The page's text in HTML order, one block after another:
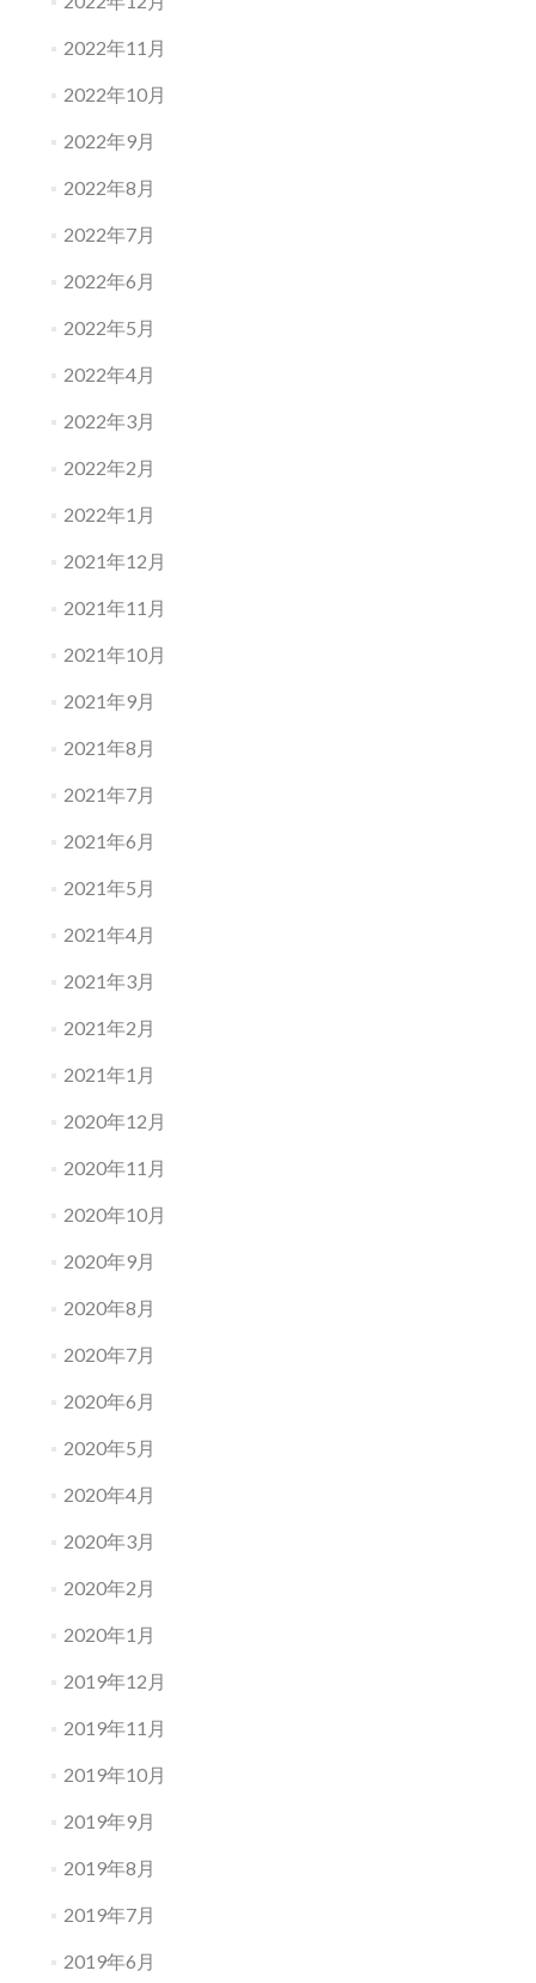
2022年11月
2022年10月
2022年9月
2022年8月
2022年7月
2022年6月
2022年5月
2022年4月
2022年3月
2022年2月
2022年1月
2021年12月
2021年11月
2021年10月
2021年9月
2021年8月
2021年7月
2021年6月
2021年5月
2021年4月
2021年3月
2021年2月
2021年1月
2020年12月
2020年11月
2020年10月
2020年9月
2020年8月
2020年7月
2020年6月
2020年5月
2020年4月
2020年3月
2020年2月
2020年1月
2019年12月
2019年11月
2019年10月
2019年9月
2019年8月
2019年7月
2019年6月